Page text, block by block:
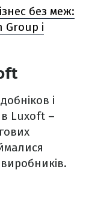
без меж:
Group і
і
в Luxoft –